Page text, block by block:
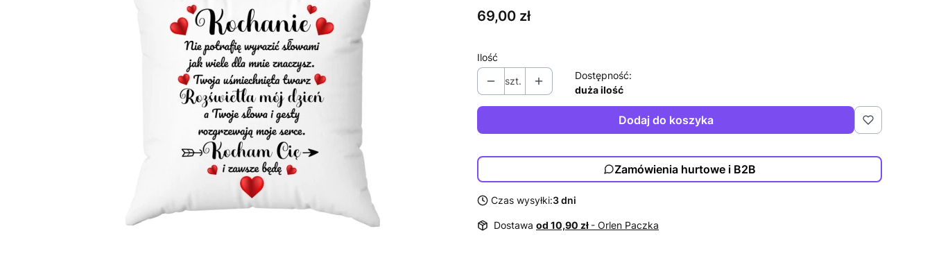
Cena
69,00 zł
Ilość
szt.
Dostępność:
duża ilość
Dodaj do koszyka
Zamówienia hurtowe i B2B
Czas wysyłki:3 dni
Dostawa od 10,90 zł - Orlen Paczka